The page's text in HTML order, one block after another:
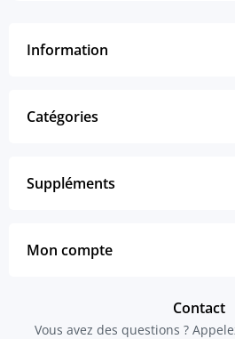
Information
Catégories
Suppléments
Mon compte
Contact
Vous avez des questions ?